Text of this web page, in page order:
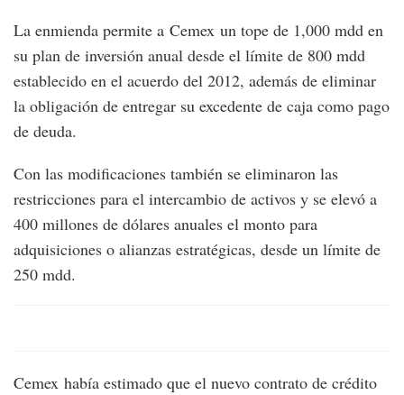
La enmienda permite a Cemex un tope de 1,000 mdd en
su plan de inversión anual desde el límite de 800 mdd
establecido en el acuerdo del 2012, además de eliminar
la obligación de entregar su excedente de caja como pago
de deuda.
Con las modificaciones también se eliminaron las
restricciones para el intercambio de activos y se elevó a
400 millones de dólares anuales el monto para
adquisiciones o alianzas estratégicas, desde un límite de
250 mdd.
Cemex había estimado que el nuevo contrato de crédito